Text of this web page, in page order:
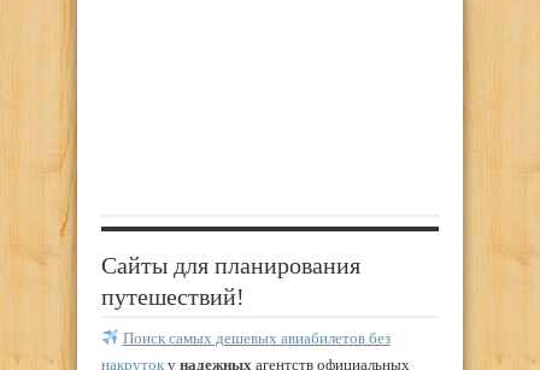
Сайты для планирования
путешествий!
Поиск самых дешевых авиабилетов без
накруток у надежных агентств официальных